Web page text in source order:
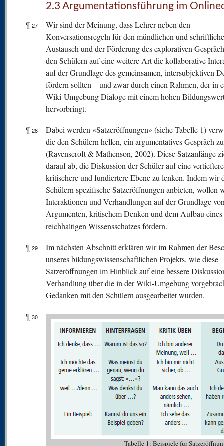
2.3 Argumentationsführung im
¶ 27
Wir sind der Meinung, dass Lehrer neben den
Konversationsregeln für den mündlichen und
Austausch und der Förderung des explorativen
den Schülern auf eine weitere Art die kollaborative
auf der Grundlage des gemeinsamen, intersubjektiven
fördern sollten – und zwar durch einen Rahmen, der in
Wiki-Umgebung Dialoge mit einem hohen
hervorbringt.
¶ 28
Dabei werden «Satzeröffnungen» (siehe Tabelle 1)
die den Schülern helfen, ein argumentatives Gespräch
(Ravenscroft & Mathenson, 2002). Diese Satzanfänge
darauf ab, die Diskussion der Schüler auf eine
kritischere und fundiertere Ebene zu lenken. Indem wir
Schülern spezifische Satzeröffnungen anbieten, wollen
Interaktionen und Verhandlungen auf der Grundlage
Argumenten, kritischem Denken und dem Aufbau eines
reichhaltigen Wissensschatzes fördern.
¶ 29
Im nächsten Abschnitt erklären wir im Rahmen der
unseres bildungswissenschaftlichen Projekts, wie diese
Satzeröffnungen im Hinblick auf eine bessere
Verhandlung über die in der Wiki-Umgebung
Gedanken mit den Schülern ausgearbeitet wurden.
¶ 30
Tabelle 1: Beispiele für